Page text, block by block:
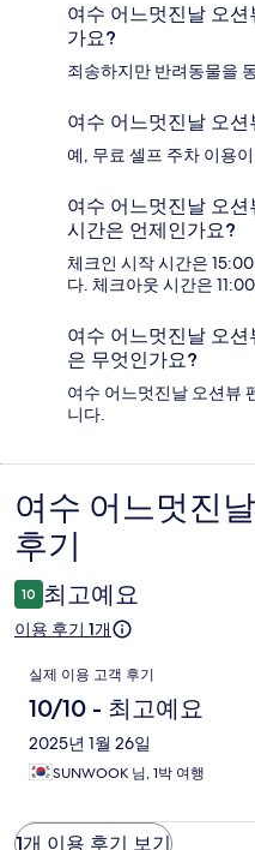
여수 어느멋진날 오
가요?
죄송하지만 반려동물을
여수 어느멋진날 오
예, 무료 셀프 주차 이용
여수 어느멋진날 오
시간은 언제인가요?
체크인 시작 시간은
다. 체크아웃 시간은
여수 어느멋진날 오
은 무엇인가요?
여수 어느멋진날 오션뷰
니다.
이
용
후
기
여수 어느멋진
후기
10 최고예요
이용 후기 1개
이
용
후
기
실제 이용 고객 후기
10/10 - 최고예요
2025년 1월 26일
SUNWOOK 님, 1박 여행
1개 이용 후기 보기